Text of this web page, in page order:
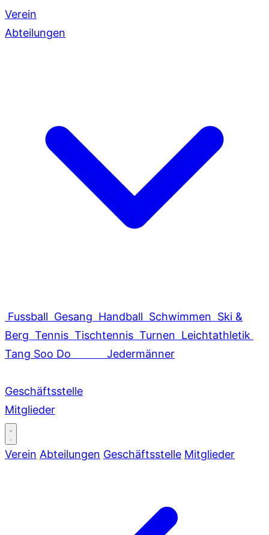
Verein
Abteilungen
Fussball Gesang Handball Schwimmen Ski &
Berg Tennis Tischtennis Turnen Leichtathletik
Tang Soo Do
Jedermänner
Geschäftsstelle
Mitglieder
Verein Abteilungen Geschäftsstelle Mitglieder